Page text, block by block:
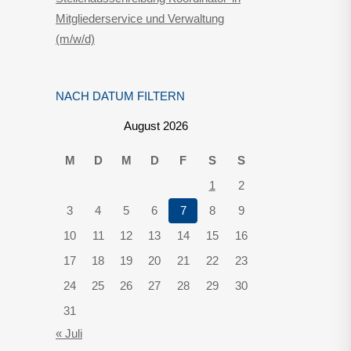
Mitgliederservice und Verwaltung
(m/w/d)
NACH DATUM FILTERN
August 2026
M D M D F S
S
1
2
3
4 5 6 7 8
9
10
11 12 13 14 15
16
17
18 19 20 21 22
23
24
25 26 27 28 29
30
31
« Juli